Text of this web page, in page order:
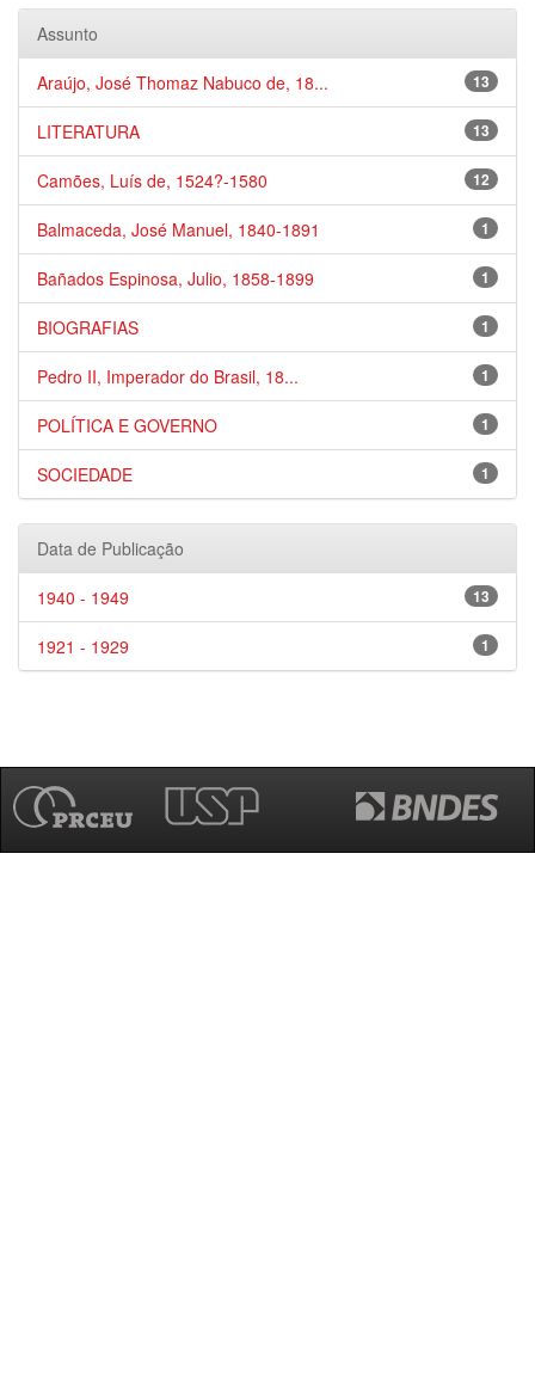
Assunto
13
Araújo, José Thomaz Nabuco de, 18...
13
LITERATURA
12
Camões, Luís de, 1524?-1580
1
Balmaceda, José Manuel, 1840-1891
1
Bañados Espinosa, Julio, 1858-1899
1
BIOGRAFIAS
1
Pedro II, Imperador do Brasil, 18...
1
POLÍTICA E GOVERNO
1
SOCIEDADE
Data de Publicação
13
1940 - 1949
1
1921 - 1929